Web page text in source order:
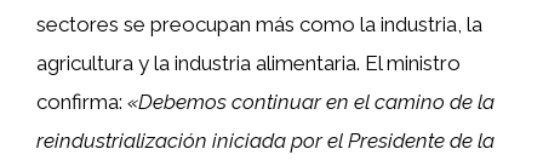
sectores se preocupan más como la industria, la
agricultura y la industria alimentaria. El ministro
confirma: «Debemos continuar en el camino de la
reindustrialización iniciada por el Presidente de la